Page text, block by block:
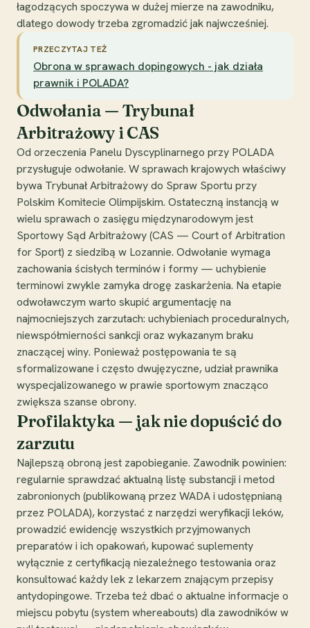
łagodzących spoczywa w dużej mierze na zawodniku,
dlatego dowody trzeba zgromadzić jak najwcześniej.
PRZECZYTAJ TEŻ
Obrona w sprawach dopingowych - jak działa
prawnik i POLADA?
Odwołania — Trybunał
Arbitrażowy i CAS
Od orzeczenia Panelu Dyscyplinarnego przy POLADA
przysługuje odwołanie. W sprawach krajowych właściwy
bywa Trybunał Arbitrażowy do Spraw Sportu przy
Polskim Komitecie Olimpijskim. Ostateczną instancją w
wielu sprawach o zasięgu międzynarodowym jest
Sportowy Sąd Arbitrażowy (CAS — Court of Arbitration
for Sport) z siedzibą w Lozannie. Odwołanie wymaga
zachowania ścisłych terminów i formy — uchybienie
terminowi zwykle zamyka drogę zaskarżenia. Na etapie
odwoławczym warto skupić argumentację na
najmocniejszych zarzutach: uchybieniach proceduralnych,
niewspółmierności sankcji oraz wykazanym braku
znaczącej winy. Ponieważ postępowania te są
sformalizowane i często dwujęzyczne, udział prawnika
wyspecjalizowanego w prawie sportowym znacząco
zwiększa szanse obrony.
Profilaktyka — jak nie dopuścić do
zarzutu
Najlepszą obroną jest zapobieganie. Zawodnik powinien:
regularnie sprawdzać aktualną listę substancji i metod
zabronionych (publikowaną przez WADA i udostępnianą
przez POLADA), korzystać z narzędzi weryfikacji leków,
prowadzić ewidencję wszystkich przyjmowanych
preparatów i ich opakowań, kupować suplementy
wyłącznie z certyfikacją niezależnego testowania oraz
konsultować każdy lek z lekarzem znającym przepisy
antydopingowe. Trzeba też dbać o aktualne informacje o
miejscu pobytu (system whereabouts) dla zawodników w